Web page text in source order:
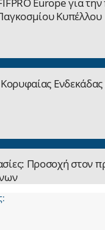
Europe για
Κυπέλλου
Προσοχή στον